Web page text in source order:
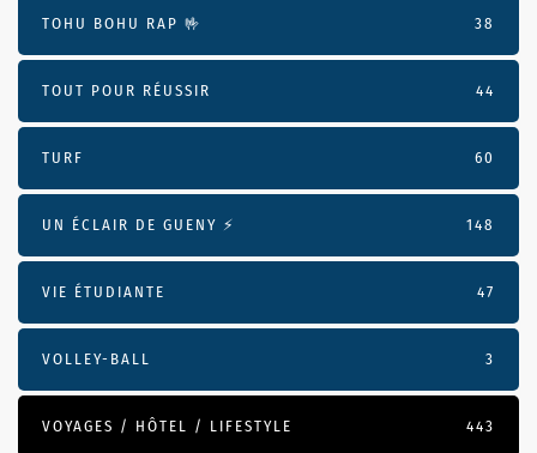
TOHU BOHU RAP 🤟 38
TOUT POUR RÉUSSIR 44
TURF 60
UN ÉCLAIR DE GUENY ⚡️ 148
VIE ÉTUDIANTE 47
VOLLEY-BALL 3
VOYAGES / HÔTEL / LIFESTYLE 443